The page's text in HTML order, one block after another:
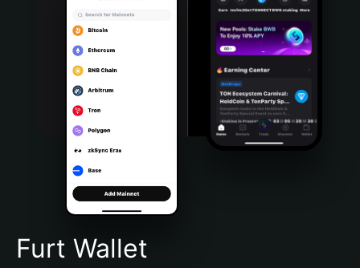
Português (Portugal)
Bahasa Indonesia
Português (Brasil)
Español (Argentina)
Furt Wallet